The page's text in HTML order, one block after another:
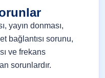
yayın donması,
bağlantısı sorunu,
ve frekans
sorunlardır.